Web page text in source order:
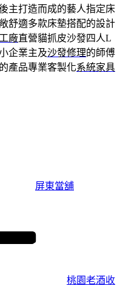
主打造而成的藝人指定床
舒適多款床墊搭配的設計
廠直營貓抓皮沙發四人L
企業主及沙發修理的師傅
產品專業客製化系統家具
屏東當舖
桃園老酒收